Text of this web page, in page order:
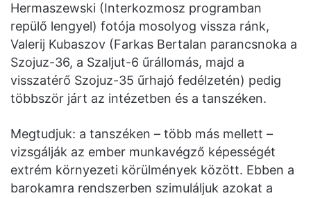
Hermaszewski (Interkozmosz programban
repülő lengyel) fotója mosolyog vissza ránk,
Valerij Kubaszov (Farkas Bertalan parancsnoka a
Szojuz-36, a Szaljut-6 űrállomás, majd a
visszatérő Szojuz-35 űrhajó fedélzetén) pedig
többször járt az intézetben és a tanszéken.
Megtudjuk: a tanszéken – több más mellett –
vizsgálják az ember munkavégző képességét
extrém környezeti körülmények között. Ebben a
barokamra rendszerben szimuláljuk azokat a